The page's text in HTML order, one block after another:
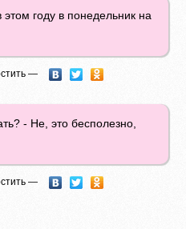
году в понедельник на
—
- Не, это бесполезно,
—